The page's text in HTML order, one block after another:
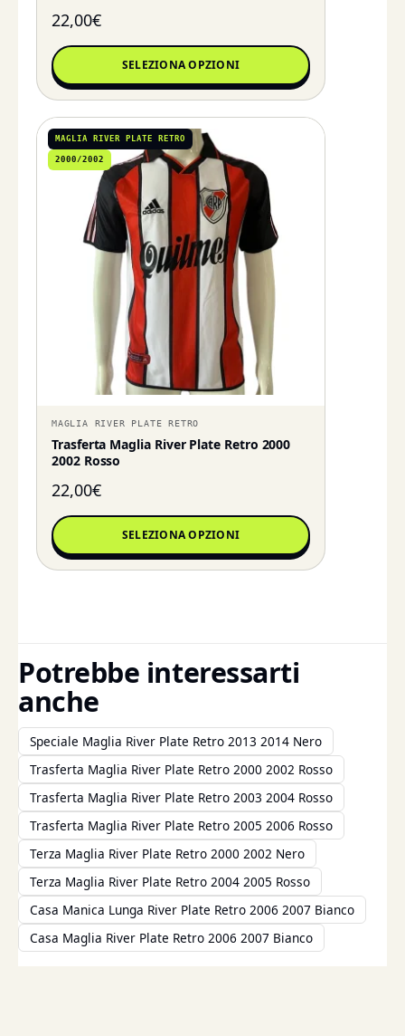
22,00€
SELEZIONA OPZIONI
MAGLIA RIVER PLATE RETRO
2000/2002
MAGLIA RIVER PLATE RETRO
Trasferta Maglia River Plate Retro 2000
2002 Rosso
22,00€
SELEZIONA OPZIONI
Potrebbe interessarti
anche
Speciale Maglia River Plate Retro 2013 2014 Nero
Trasferta Maglia River Plate Retro 2000 2002 Rosso
Trasferta Maglia River Plate Retro 2003 2004 Rosso
Trasferta Maglia River Plate Retro 2005 2006 Rosso
Terza Maglia River Plate Retro 2000 2002 Nero
Terza Maglia River Plate Retro 2004 2005 Rosso
Casa Manica Lunga River Plate Retro 2006 2007 Bianco
Casa Maglia River Plate Retro 2006 2007 Bianco